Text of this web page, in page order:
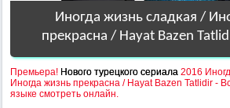
Иногда жизнь сладкая /
прекрасна / Hayat Bazen
Премьера! Нового турецкого сериала 2016
Иногда жизнь прекрасна / Hayat Bazen Tatlidir -
языке смотреть онлайн.